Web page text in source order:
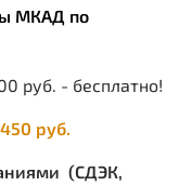
стирка)
МКАД по
руб. - бесплатно!
руб.
(СДЭК,